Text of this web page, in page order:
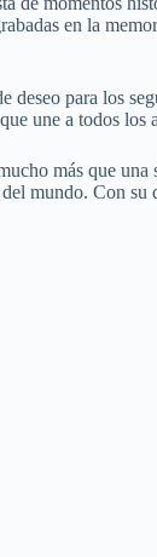
en la
deseo para los
une a todos
más que
mundo. Con